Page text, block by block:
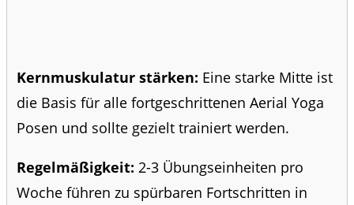
Kernmuskulatur stärken: Eine starke Mitte ist
die Basis für alle fortgeschrittenen Aerial Yoga
Posen und sollte gezielt trainiert werden.
Regelmäßigkeit: 2-3 Übungseinheiten pro
Woche führen zu spürbaren Fortschritten in